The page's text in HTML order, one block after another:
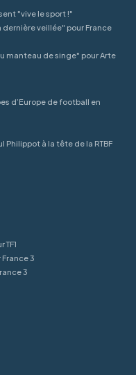
"vive le sport !"
dernière veillée" pour France
manteau de singe" pour Arte
d’Europe de football en
Philippot à la tête de la RTBF
TF1
3
3